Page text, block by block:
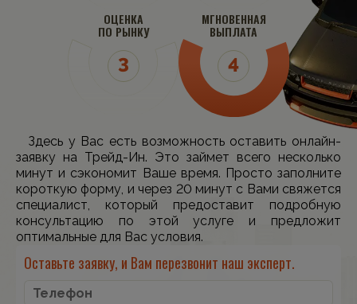
ОЦЕНКА
ПО РЫНКУ
МГНОВЕННАЯ
ВЫПЛАТА
Здесь у Вас есть возможность оставить онлайн-
заявку на Трейд-Ин. Это займет всего несколько
минут и сэкономит Ваше время. Просто заполните
короткую форму, и через 20 минут с Вами свяжется
специалист, который предоставит подробную
консультацию по этой услуге и предложит
оптимальные для Вас условия.
Оставьте заявку, и Вам перезвонит наш эксперт.